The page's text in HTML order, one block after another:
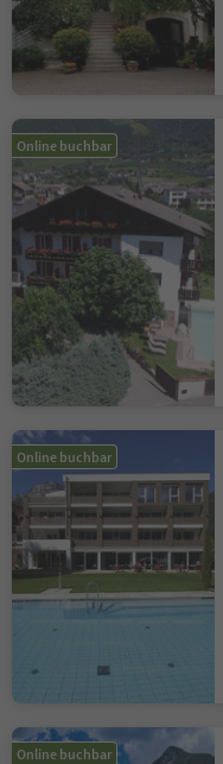
Online buchbar
Online buchbar
Online buchbar